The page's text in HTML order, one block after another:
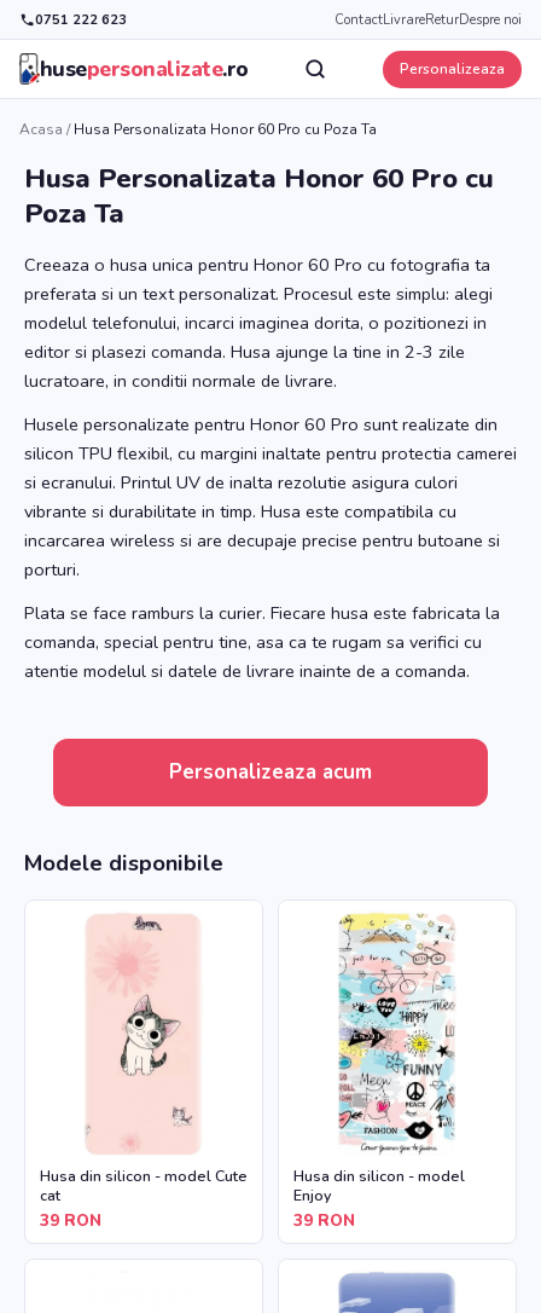
0751 222 623 ContactLivrareReturDespre noi
husepersonalizate.ro Personalizeaza
Acasa /Husa Personalizata Honor 60 Pro cu Poza Ta
Husa Personalizata Honor 60 Pro cu
Poza Ta
Creeaza o husa unica pentru Honor 60 Pro cu fotografia ta
preferata si un text personalizat. Procesul este simplu: alegi
modelul telefonului, incarci imaginea dorita, o pozitionezi in
editor si plasezi comanda. Husa ajunge la tine in 2-3 zile
lucratoare, in conditii normale de livrare.
Husele personalizate pentru Honor 60 Pro sunt realizate din
silicon TPU flexibil, cu margini inaltate pentru protectia camerei
si ecranului. Printul UV de inalta rezolutie asigura culori
vibrante si durabilitate in timp. Husa este compatibila cu
incarcarea wireless si are decupaje precise pentru butoane si
porturi.
Plata se face ramburs la curier. Fiecare husa este fabricata la
comanda, special pentru tine, asa ca te rugam sa verifici cu
atentie modelul si datele de livrare inainte de a comanda.
Personalizeaza acum
Modele disponibile
Husa din silicon - model Cute
cat
39 RON
Husa din silicon - model
Enjoy
39 RON